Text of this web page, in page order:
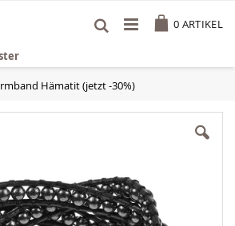
0 ARTIKEL
Hämatit (jetzt -30%)